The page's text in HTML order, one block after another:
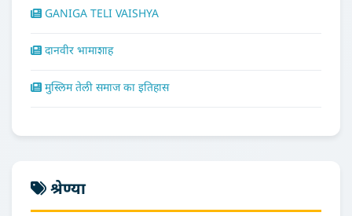
GANIGA TELI VAISHYA
दानवीर भामाशाह
मुस्लिम तेली समाज का इतिहास
श्रेण्या